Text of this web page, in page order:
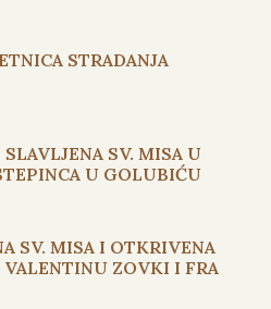
STRADANJA
SV. MISA U
U GOLUBIĆU
SV. MISA I OTKRIVENA
ZOVKI I FRA